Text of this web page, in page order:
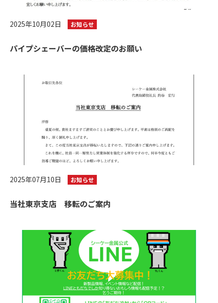
2025年10月02日 お知らせ
パイプシェーバーの価格改定のお願い
2025年07月10日 お知らせ
当社東京支店 移転のご案内